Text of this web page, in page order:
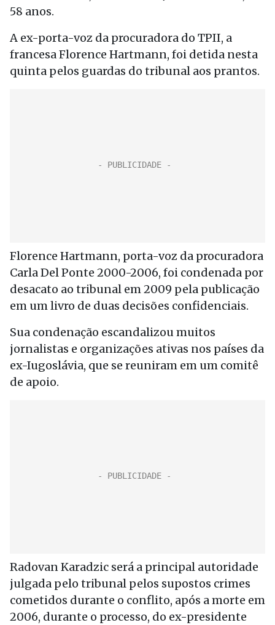
58 anos.
A ex-porta-voz da procuradora do TPII, a
francesa Florence Hartmann, foi detida nesta
quinta pelos guardas do tribunal aos prantos.
Florence Hartmann, porta-voz da procuradora
Carla Del Ponte 2000-2006, foi condenada por
desacato ao tribunal em 2009 pela publicação
em um livro de duas decisões confidenciais.
Sua condenação escandalizou muitos
jornalistas e organizações ativas nos países da
ex-Iugoslávia, que se reuniram em um comitê
de apoio.
Radovan Karadzic será a principal autoridade
julgada pelo tribunal pelos supostos crimes
cometidos durante o conflito, após a morte em
2006, durante o processo, do ex-presidente